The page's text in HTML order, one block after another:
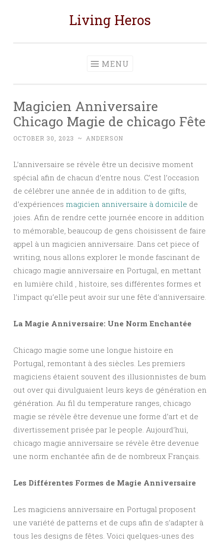
Living Heros
MENU
Magicien Anniversaire
Chicago Magie de chicago Fête
OCTOBER 30, 2023 ~ ANDERSON
L’anniversaire se révèle être un decisive moment
spécial afin de chacun d’entre nous. C’est l’occasion
de célébrer une année de in addition to de gifts,
d’expériences magicien anniversaire à domicile de
joies. Afin de rendre cette journée encore in addition
to mémorable, beaucoup de gens choisissent de faire
appel à un magicien anniversaire. Dans cet piece of
writing, nous allons explorer le monde fascinant de
chicago magie anniversaire en Portugal, en mettant
en lumière child , histoire, ses différentes formes et
l’impact qu’elle peut avoir sur une fête d’anniversaire.
La Magie Anniversaire: Une Norm Enchantée
Chicago magie some une longue histoire en
Portugal, remontant à des siècles. Les premiers
magiciens étaient souvent des illusionnistes de bum
out over qui divulguaient leurs keys de génération en
génération. Au fil du temperature ranges, chicago
magie se révèle être devenue une forme d’art et de
divertissement prisée par le people. Aujourd’hui,
chicago magie anniversaire se révèle être devenue
une norm enchantée afin de de nombreux Français.
Les Différentes Formes de Magie Anniversaire
Les magiciens anniversaire en Portugal proposent
une variété de patterns et de cups afin de s’adapter à
tous les designs de fêtes. Voici quelques-unes des